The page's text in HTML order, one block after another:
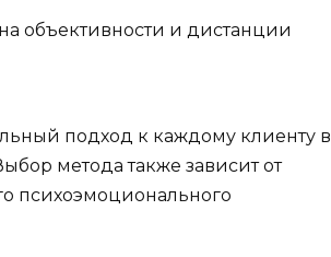
объективности и дистанции
подход к каждому клиенту в
метода также зависит от
психоэмоционального